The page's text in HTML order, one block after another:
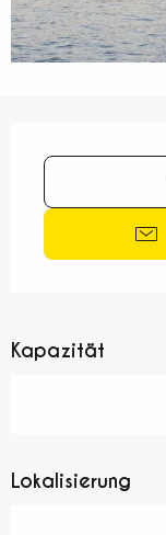
Kapazität
Lokalisierung